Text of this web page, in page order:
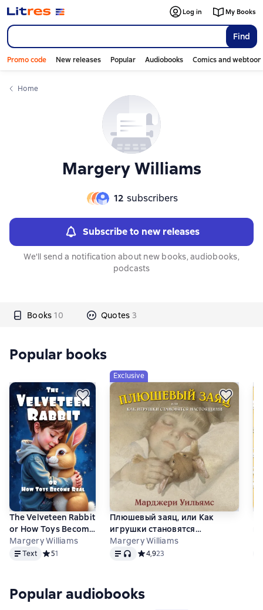
Find
Log in My Books
Promo code New releases Popular Audiobooks Comics and
Home
Margery Williams
12 subscribers
Subscribe to new releases
We'll send a notification about new books, audiobooks,
podcasts
Books 10 Quotes 3
Слайдер с книгами
Popular books
The Velveteen Rabbit
or How Toys Become
Real
Margery Williams
TextText Средний рейтинг 5 на основе 1 оценок
51
Exclusive
Плюшевый заяц, или Как
игрушки становятся
настоящими
Margery Williams
Text, audio format available
Средний рейтинг 4,9 на основе 23
4,923
Слайдер с книгами
Popular audiobooks